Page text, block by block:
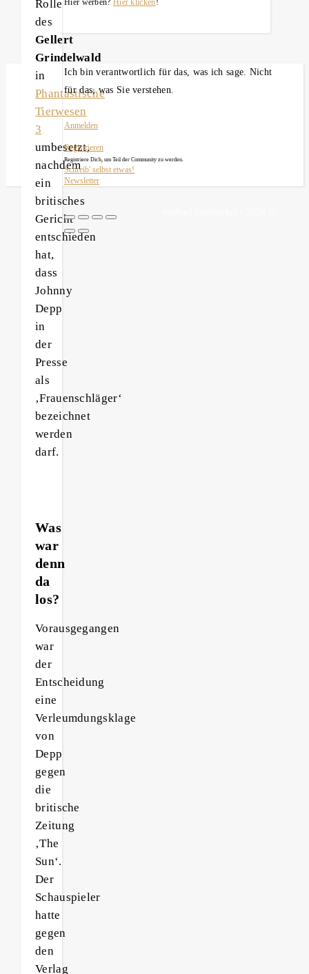
Rolle
des
Gellert
Grindelwald
in
Phantastische
Tierwesen
3
umbesetzt,
nachdem
ein
britisches
Gericht
entschieden
hat,
dass
Johnny
Depp
in
der
Presse
als
‚Frauenschläger‘
bezeichnet
werden
darf.
Was
war
denn
da
los?
Vorausgegangen
war
der
Entscheidung
eine
Verleumdungsklage
von
Depp
gegen
die
britische
Zeitung
‚The
Sun‘.
Der
Schauspieler
hatte
gegen
den
Verlag
Hier werben? Hier klicken!
Ich bin verantwortlich für das, was ich sage. Nicht
für das, was Sie verstehen.
Anmelden
Registrieren
Registriere Dich, um Teil der Community zu werden.
Schreib' selbst etwas!
Newsletter